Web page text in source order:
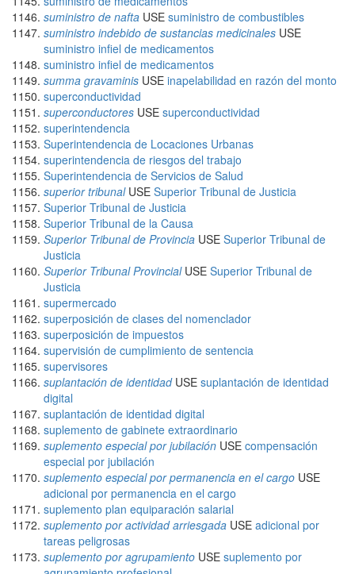
suministro de nafta USE suministro de combustibles
suministro indebido de sustancias medicinales USE
suministro infiel de medicamentos
suministro infiel de medicamentos
summa gravaminis USE inapelabilidad en razón del monto
superconductividad
superconductores USE superconductividad
superintendencia
Superintendencia de Locaciones Urbanas
superintendencia de riesgos del trabajo
Superintendencia de Servicios de Salud
superior tribunalUSE Superior Tribunal de Justicia
Superior Tribunal de Justicia
Superior Tribunal de la Causa
Superior Tribunal de Provincia USE Superior Tribunal de
Justicia
Superior Tribunal ProvincialUSE Superior Tribunal de
Justicia
supermercado
superposición de clases del nomenclador
superposición de impuestos
supervisión de cumplimiento de sentencia
supervisores
suplantación de identidadUSE suplantación de identidad
digital
suplantación de identidad digital
suplemento de gabinete extraordinario
suplemento especial por jubilación USE compensación
especial por jubilación
suplemento especial por permanencia en el cargo USE
adicional por permanencia en el cargo
suplemento plan equiparación salarial
suplemento por actividad arriesgada USE adicional por
tareas peligrosas
suplemento por agrupamiento USE suplemento por